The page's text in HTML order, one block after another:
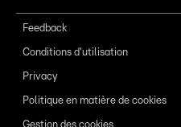
Feedback
Conditions d'utilisation
Privacy
Politique en matière de cookies